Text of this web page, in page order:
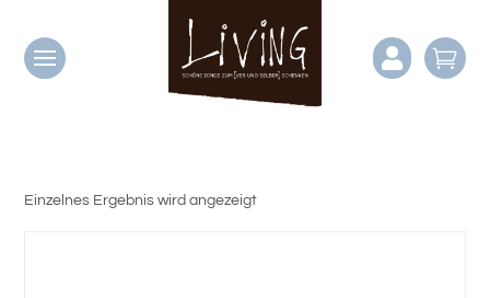
 
Einzelnes Ergebnis wird angezeigt